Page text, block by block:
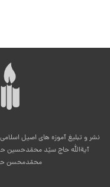
نشر و تبلیغ آموزه های اصیل
آیةالله حاج سیّد محمّدحسین
محمّدمحسن